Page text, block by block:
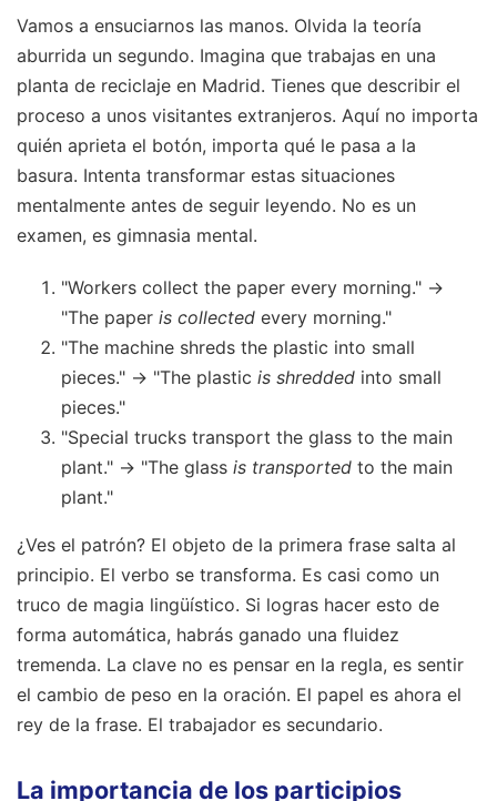
Vamos a ensuciarnos las manos. Olvida la teoría
aburrida un segundo. Imagina que trabajas en una
planta de reciclaje en Madrid. Tienes que describir el
proceso a unos visitantes extranjeros. Aquí no importa
quién aprieta el botón, importa qué le pasa a la
basura. Intenta transformar estas situaciones
mentalmente antes de seguir leyendo. No es un
examen, es gimnasia mental.
"Workers collect the paper every morning." ->
"The paper is collected every morning."
"The machine shreds the plastic into small
pieces." -> "The plastic is shredded into small
pieces."
"Special trucks transport the glass to the main
plant." -> "The glass is transported to the main
plant."
¿Ves el patrón? El objeto de la primera frase salta al
principio. El verbo se transforma. Es casi como un
truco de magia lingüístico. Si logras hacer esto de
forma automática, habrás ganado una fluidez
tremenda. La clave no es pensar en la regla, es sentir
el cambio de peso en la oración. El papel es ahora el
rey de la frase. El trabajador es secundario.
La importancia de los participios